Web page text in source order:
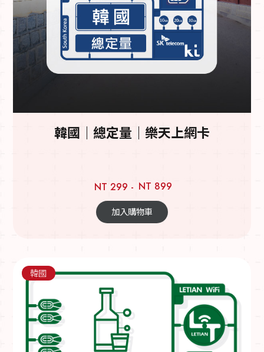
韓國｜總定量｜樂天上網卡
NT 299 - NT 899
加入購物車
韓國